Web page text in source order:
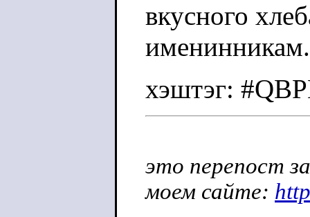
вкусного
именинникам.
хэштэг:
это перепост
моем сайте: